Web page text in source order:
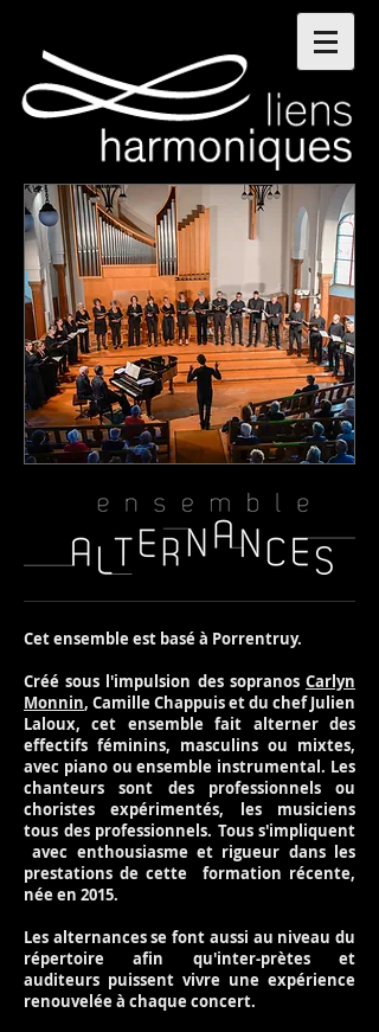
Cet ensemble est basé à Porrentruy.
Créé sous l'impulsion des sopranos Carlyn
Monnin, Camille Chappuis et du chef Julien
Laloux, cet ensemble fait alterner des
effectifs féminins, masculins ou mixtes,
avec piano ou ensemble instrumental. Les
chanteurs sont des professionnels ou
choristes expérimentés, les musiciens
tous des professionnels. Tous s'impliquent
avec enthousiasme et rigueur dans les
prestations de cette formation récente,
née en 2015.
Les alternances se font aussi au niveau du
répertoire afin qu'inter-prètes et
auditeurs puissent vivre une expérience
renouvelée à chaque concert.